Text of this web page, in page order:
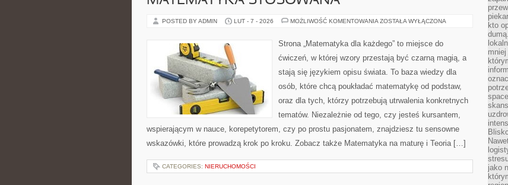
POSTED BY ADMIN LUT - 7 - 2026 MOŻLIWOŚĆ KOMENTOWANIA MATEMATYKA
ZOSTAŁA WYŁĄCZONA
Strona „Matematyka dla każdego” to miejsce do
ćwiczeń, w której wzory przestają być czarną magią, a
stają się językiem opisu świata. To baza wiedzy dla
osób, które chcą poukładać matematykę od podstaw,
oraz dla tych, którzy potrzebują utrwalenia konkretnych
tematów. Niezależnie od tego, czy jesteś kursantem,
wspierającym w nauce, korepetytorem, czy po prostu pasjonatem, znajdziesz tu sensowne
wskazówki, które prowadzą krok po kroku. Zobacz także Matematyka na maturę i Teoria […]
CATEGORIES: NIERUCHOMOŚCI
kto
jako